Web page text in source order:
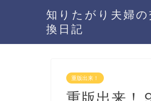
知りたがり夫婦の
換日記
重版出来！